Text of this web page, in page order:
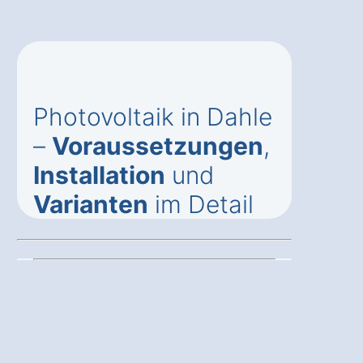
Photovoltaik in Dahle
– Voraussetzungen,
Installation und
Varianten im Detail